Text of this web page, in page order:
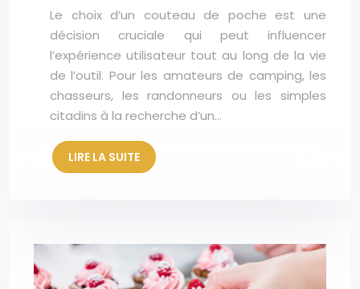
Le choix d’un couteau de poche est une
décision cruciale qui peut influencer
l’expérience utilisateur tout au long de la vie
de l’outil. Pour les amateurs de camping, les
chasseurs, les randonneurs ou les simples
citadins à la recherche d’un…
LIRE LA SUITE